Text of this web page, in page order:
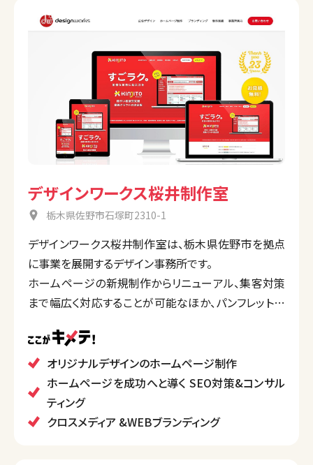
デザインワークス桜井制作室
栃木県佐野市石塚町2310-1
デザインワークス桜井制作室は、栃木県佐野市を拠点
に事業を展開するデザイン事務所です。
ホームページの新規制作からリニューアル、集客対策
まで幅広く対応することが可能なほか、パンフレットな
ます。
企業価値を高めるために、ブランディングを中心とした
総合的なWeb制作サービスを提供し、お客様の課題解
決を目指し、独自の強みを引き出すことで差別化を
図っています。
オリジナルデザインのホームページ制作
ホームページを成功へと導く SEO対策&コンサル
ティング
クロスメディア &WEBブランディング